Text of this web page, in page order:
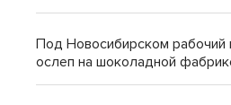
Под Новосибирском рабочий
ослеп на шоколадной